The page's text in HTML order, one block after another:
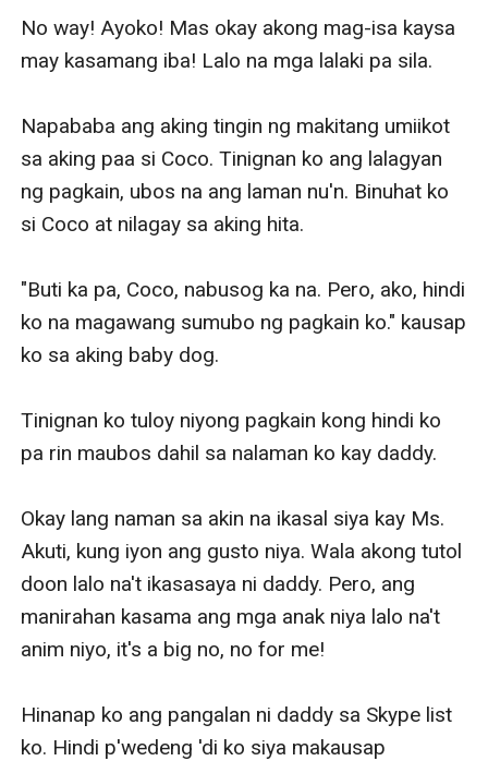
No way! Ayoko! Mas okay akong mag-isa kaysa
may kasamang iba! Lalo na mga lalaki pa sila.
Napababa ang aking tingin ng makitang umiikot
sa aking paa si Coco. Tinignan ko ang lalagyan
ng pagkain, ubos na ang laman nu'n. Binuhat ko
si Coco at nilagay sa aking hita.
"Buti ka pa, Coco, nabusog ka na. Pero, ako, hindi
ko na magawang sumubo ng pagkain ko." kausap
ko sa aking baby dog.
Tinignan ko tuloy niyong pagkain kong hindi ko
pa rin maubos dahil sa nalaman ko kay daddy.
Okay lang naman sa akin na ikasal siya kay Ms.
Akuti, kung iyon ang gusto niya. Wala akong tutol
doon lalo na't ikasasaya ni daddy. Pero, ang
manirahan kasama ang mga anak niya lalo na't
anim niyo, it's a big no, no for me!
Hinanap ko ang pangalan ni daddy sa Skype list
ko. Hindi p'wedeng 'di ko siya makausap